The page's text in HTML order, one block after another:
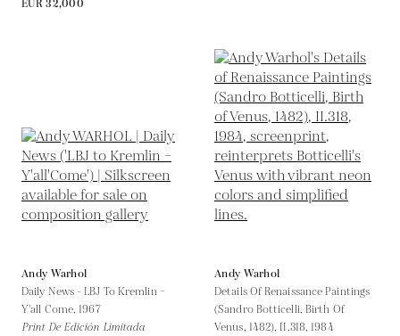
EUR 32,000
Andy Warhol
Daily News - LBJ To Kremlin –
Y'all Come,1967
Print De Edición Limitada
Andy Warhol
Details Of Renaissance Paintings
(Sandro Botticelli, Birth Of
Venus, 1482), II.318,1984